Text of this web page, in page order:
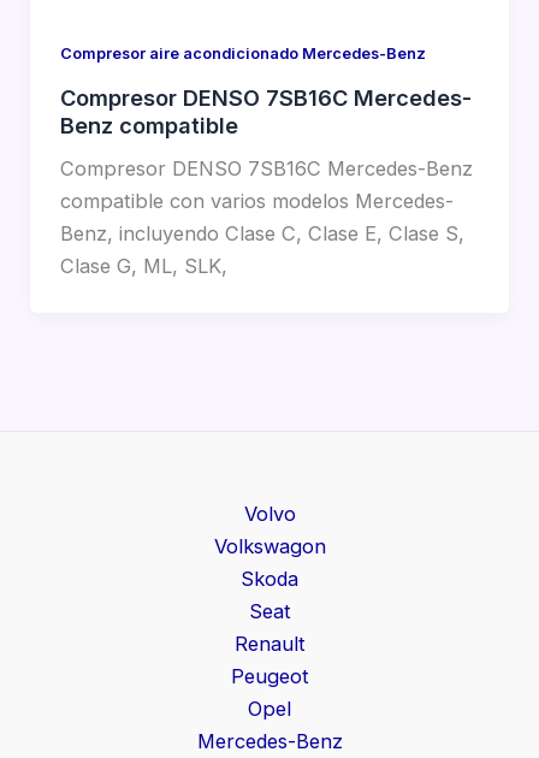
Compresor aire acondicionado Mercedes-Benz
Compresor DENSO 7SB16C Mercedes-
Benz compatible
Compresor DENSO 7SB16C Mercedes-Benz
compatible con varios modelos Mercedes-
Benz, incluyendo Clase C, Clase E, Clase S,
Clase G, ML, SLK,
Volvo
Volkswagon
Skoda
Seat
Renault
Peugeot
Opel
Mercedes-Benz